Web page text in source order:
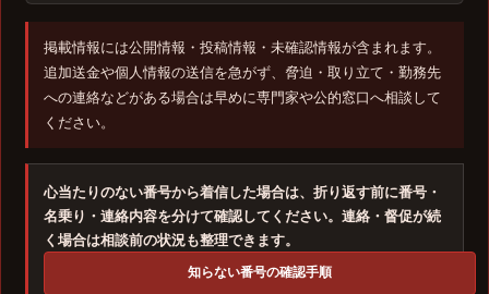
掲載情報には公開情報・投稿情報・未確認情報が含まれます。
追加送金や個人情報の送信を急がず、脅迫・取り立て・勤務先
への連絡などがある場合は早めに専門家や公的窓口へ相談して
ください。
心当たりのない番号から着信した場合は、折り返す前に番号・
名乗り・連絡内容を分けて確認してください。連絡・督促が続
く場合は相談前の状況も整理できます。
知らない番号の確認手順